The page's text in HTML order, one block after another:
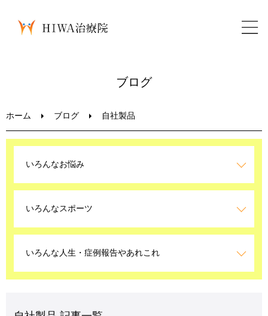
LINEお問い合わせ
ブログ
ホーム ブログ 自社製品
いろんなお悩み
いろんなスポーツ
いろんな人生・症例報告やあれこれ